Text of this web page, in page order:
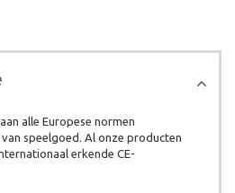
alle Europese normen
speelgoed. Al onze producten
erkende CE-